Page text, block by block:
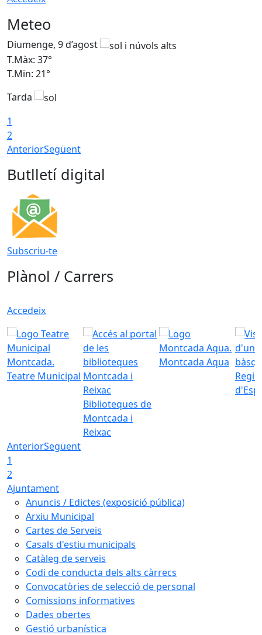
Meteo
Diumenge, 9 d’agost
T.Màx: 37°
T.Min: 21°
Tarda
1
2
AnteriorSegüent
Butlletí digital
Subscriu-te
Plànol / Carrers
Accedeix
Teatre Municipal
Biblioteques de
Montcada i
Reixac
Montcada Aqua
AnteriorSegüent
1
2
Ajuntament
Anuncis / Edictes (exposició pública)
Arxiu Municipal
Cartes de Serveis
Casals d'estiu municipals
Catàleg de serveis
Codi de conducta dels alts càrrecs
Convocatòries de selecció de personal
Comissions informatives
Dades obertes
Gestió urbanística